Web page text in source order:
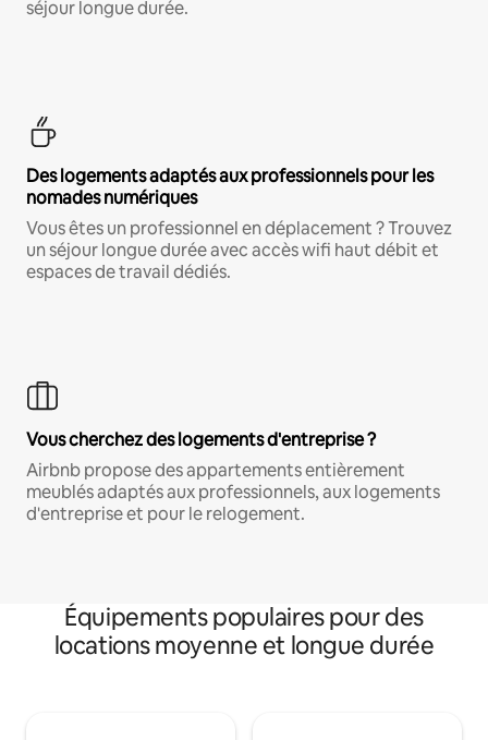
séjour longue durée.
Des logements adaptés aux professionnels pour les
nomades numériques
Vous êtes un professionnel en déplacement ? Trouvez
un séjour longue durée avec accès wifi haut débit et
espaces de travail dédiés.
Vous cherchez des logements d'entreprise ?
Airbnb propose des appartements entièrement
meublés adaptés aux professionnels, aux logements
d'entreprise et pour le relogement.
Équipements populaires pour des
locations moyenne et longue durée